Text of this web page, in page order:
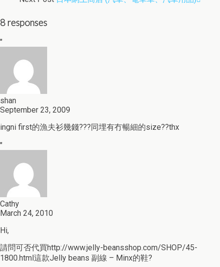
8 responses
"
shan
September 23, 2009
ingni first的漁夫衫幾錢???同埋有冇暢細的size??thx
"
Cathy
March 24, 2010
Hi,
請問可否代買http://www.jelly-beansshop.com/SHOP/45-
1800.html這款Jelly beans 副線 – Minx的鞋?